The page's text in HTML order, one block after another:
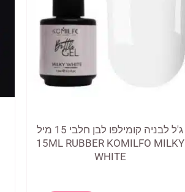
ג'ל לבניה קומילפו לבן חלבי 15 מיל
15ML RUBBER KOMILFO MILKY
WHITE